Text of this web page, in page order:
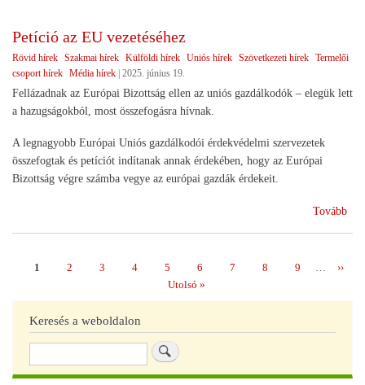
Petíció az EU vezetéséhez
Rövid hírek Szakmai hírek Külföldi hírek Uniós hírek Szövetkezeti hírek Termelői
csoport hírek Média hírek | 2025. június 19.
Fellázadnak az Európai Bizottság ellen az uniós gazdálkodók – elegük lett
a hazugságokból, most összefogásra hívnak.
A legnagyobb Európai Uniós gazdálkodói érdekvédelmi szervezetek
összefogtak és petíciót indítanak annak érdekében, hogy az Európai
Bizottság végre számba vegye az európai gazdák érdekeit.
Tovább
Page
1 Page
2 Page
3 Page
4 Page
5 Page
6 Page
7 Page
8 Page
9 …
››
Utolsó
oldal
Utolsó »
Keresés a weboldalon